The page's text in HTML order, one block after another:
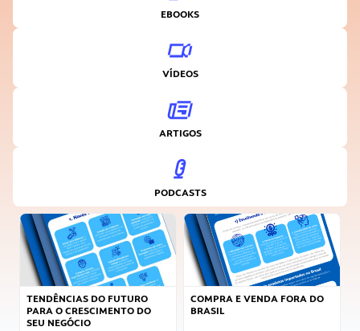
EBOOKS
VÍDEOS
ARTIGOS
PODCASTS
TENDÊNCIAS DO FUTURO
PARA O CRESCIMENTO DO
SEU NEGÓCIO
COMPRA E VENDA FORA DO
BRASIL